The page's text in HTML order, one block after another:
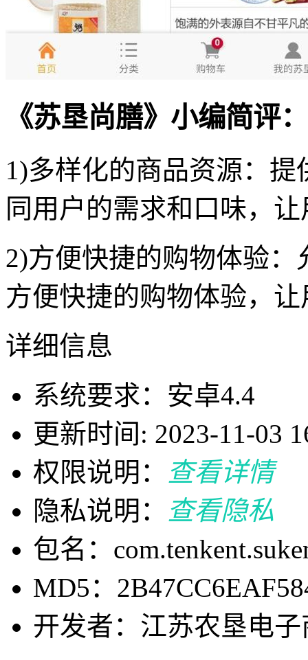
《苏垦尚膳》小编简评：
1)多样化的商品资源：
同用户的需求和口味，
2)方便快捷的购物体验
方便快捷的购物体验，
详细信息
系统要求：安卓4.4
更新时间: 2023-11-03
权限说明：
查看详情
隐私说明：
查看隐私
包名：
MD5：
开发者：江苏农垦电